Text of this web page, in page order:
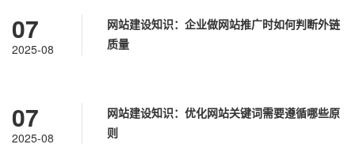
07
2025-08
网站建设知识：企业做网站推广时如何判断外链
质量
07
2025-08
网站建设知识：优化网站关键词需要遵循哪些原
则